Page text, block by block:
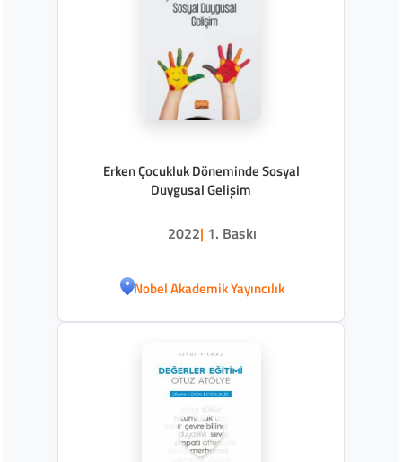
Erken Çocukluk Döneminde Sosyal
Duygusal Gelişim
2022| 1. Baskı
Nobel Akademik Yayıncılık